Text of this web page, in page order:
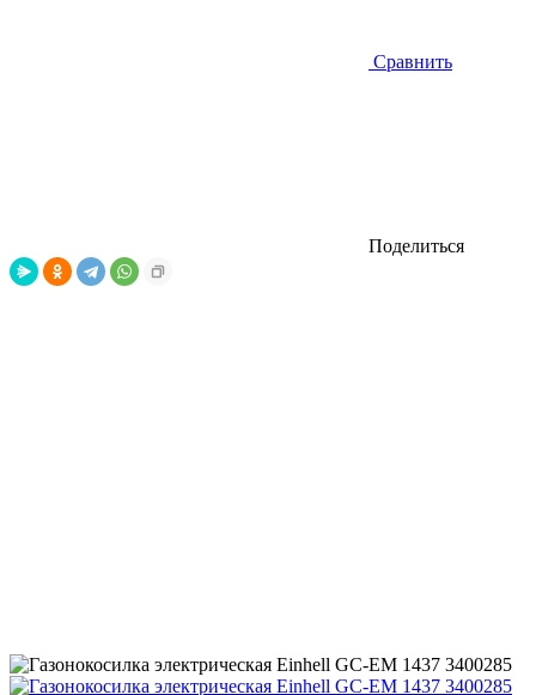
Сравнить
Поделиться